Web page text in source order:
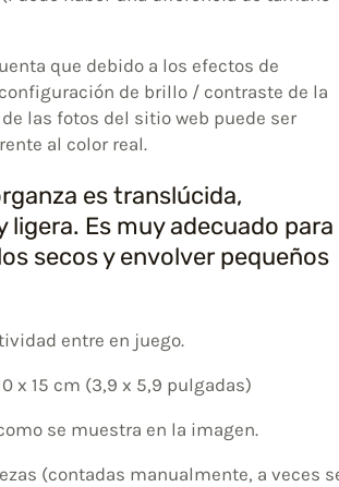
que debido a los efectos de
de brillo / contraste de la
las fotos del sitio web puede ser
al color real.
es translúcida,
ligera. Es muy adecuado para
secos y envolver pequeños
entre en juego.
x 15 cm (3,9 x 5,9 pulgadas)
se muestra en la imagen.
(contadas manualmente, a veces